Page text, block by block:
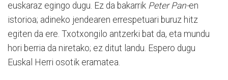
euskaraz egingo dugu. Ez da bakarrik Peter Pan-en
istorioa; adineko jendearen errespetuari buruz hitz
egiten da ere. Txotxongilo antzerki bat da, eta mundu
hori berria da niretako; ez ditut landu. Espero dugu
Euskal Herri osotik eramatea.